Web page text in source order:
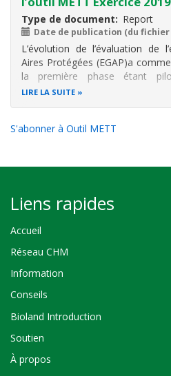
Type de document Report
Date de publication (du fichier
L’évolution de l’évaluation de
Aires Protégées (EGAP)a
la première phase étant
universitaires et les
LIRE LA SUITE
S'abonner à Outil METT
Liens rapides
Accueil
Réseau CHM
Information
Conseils
Bioland Introduction
Soutien
À propos